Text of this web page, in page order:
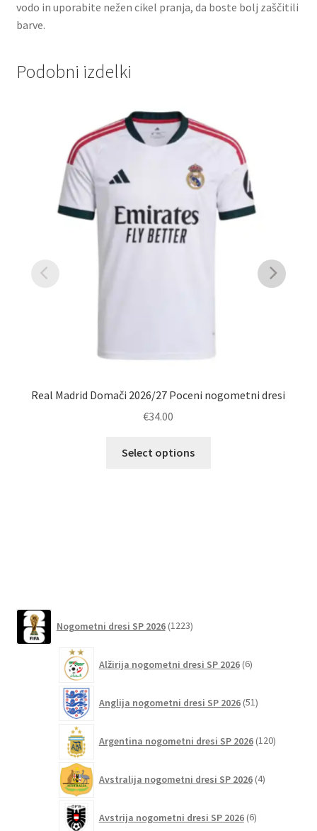
vodo in uporabite nežen cikel pranja, da boste bolj zaščitili
barve.
Podobni izdelki
Real Madrid Domači 2026/27 Poceni nogometni dresi
€34.00
Select options
Nogometni dresi SP 2026 1223izdelkov
Alžirija nogometni dresi SP 2026 6izdelkov
Anglija nogometni dresi SP 2026 51izdelkov
Argentina nogometni dresi SP 2026 120izdelkov
Avstralija nogometni dresi SP 2026 4izdelki
Avstrija nogometni dresi SP 2026 6izdelkov